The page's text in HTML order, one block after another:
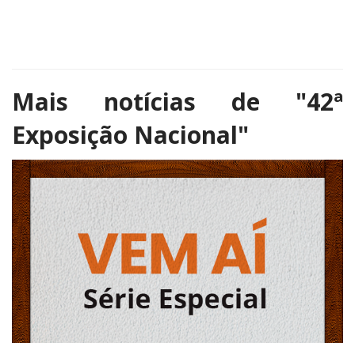
Mais notícias de "42ª
Exposição Nacional"